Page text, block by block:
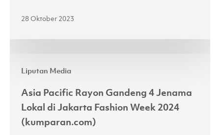
Desainer
2024
(detik.com)
28 Oktober 2023
Liputan Media
Pacific
Rayon
Gandeng
Jenama
Asia Pacific Rayon Gandeng 4 Jenama
Lokal di Jakarta Fashion Week 2024
(kumparan.com)